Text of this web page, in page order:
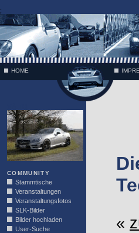
;
HOME
COMMUNITY
Stammtische
Veranstaltungen
Veranstaltungsfotos
SLK-Bilder
Bilder hochladen
User-Suche
«